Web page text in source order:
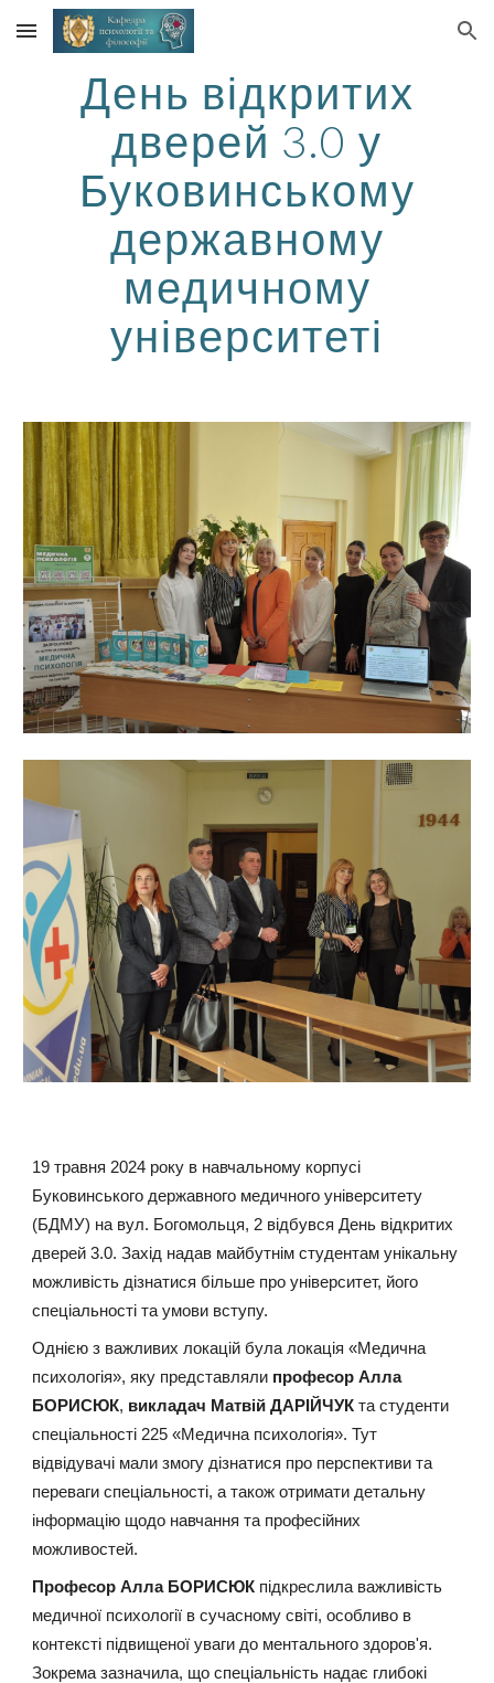
Skip to main content Skip to navigation
День відкритих
дверей 3.0 у
Буковинському
державному
медичному
університеті
19 травня 2024 року в навчальному корпусі
Буковинського державного медичного університету
(БДМУ) на вул. Богомольця, 2 відбувся День відкритих
дверей 3.0. Захід надав майбутнім студентам унікальну
можливість дізнатися більше про університет, його
спеціальності та умови вступу.
Однією з важливих локацій була локація «Медична
психологія», яку представляли професор Алла
БОРИСЮК, викладач Матвій ДАРІЙЧУК та студенти
спеціальності 225 «Медична психологія». Тут
відвідувачі мали змогу дізнатися про перспективи та
переваги спеціальності, а також отримати детальну
інформацію щодо навчання та професійних
можливостей.
Професор Алла БОРИСЮК підкреслила важливість
медичної психології в сучасному світі, особливо в
контексті підвищеної уваги до ментального здоров'я.
Зокрема зазначила, що спеціальність надає глибокі